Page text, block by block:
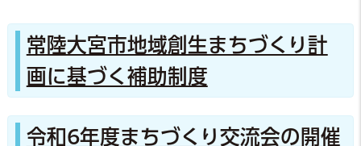
常陸大宮市地域創生まちづくり計
画に基づく補助制度
令和6年度まちづくり交流会の開催